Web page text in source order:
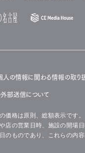
人の情報に関わる情報の取り
部送信について
価格は原則、総額表示です。
店の営業日時、施設の開場
のものであり、これらの内